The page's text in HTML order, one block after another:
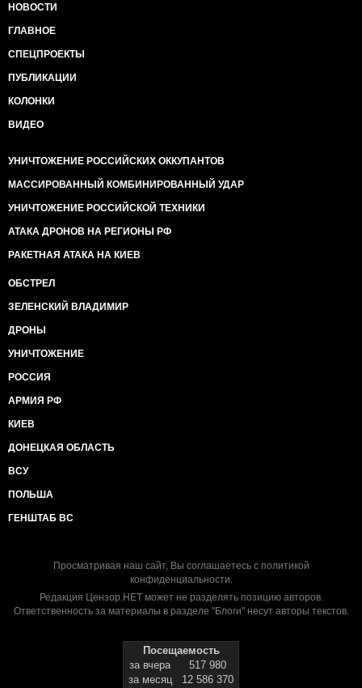
НОВОСТИ
ГЛАВНОЕ
СПЕЦПРОЕКТЫ
ПУБЛИКАЦИИ
КОЛОНКИ
ВИДЕО
УНИЧТОЖЕНИЕ РОССИЙСКИХ ОККУПАНТОВ
МАССИРОВАННЫЙ КОМБИНИРОВАННЫЙ УДАР
УНИЧТОЖЕНИЕ РОССИЙСКОЙ ТЕХНИКИ
АТАКА ДРОНОВ НА РЕГИОНЫ РФ
РАКЕТНАЯ АТАКА НА КИЕВ
ОБСТРЕЛ
ЗЕЛЕНСКИЙ ВЛАДИМИР
ДРОНЫ
УНИЧТОЖЕНИЕ
РОССИЯ
АРМИЯ РФ
КИЕВ
ДОНЕЦКАЯ ОБЛАСТЬ
ВСУ
ПОЛЬША
ГЕНШТАБ ВС
Просматривая наш сайт, Вы соглашаетесь с политикой
конфиденциальности.
Редакция Цензор.НЕТ может не разделять позицию авторов.
Ответственность за материалы в разделе "Блоги" несут авторы текстов.
Посещаемость
за вчера
517 980
за месяц
12 586 370